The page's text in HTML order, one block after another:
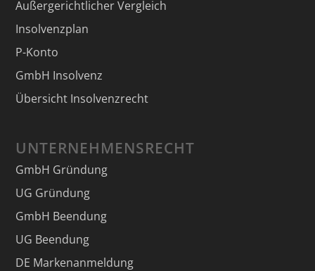
Außergerichtlicher Vergleich
Insolvenzplan
P-Konto
GmbH Insolvenz
Übersicht Insolvenzrecht
UNTERNEHMENSRECHT
GmbH Gründung
UG Gründung
GmbH Beendung
UG Beendung
DE Markenanmeldung